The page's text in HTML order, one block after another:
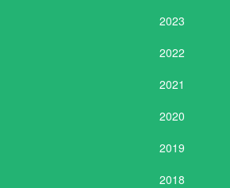
2023
2022
2021
2020
2019
2018